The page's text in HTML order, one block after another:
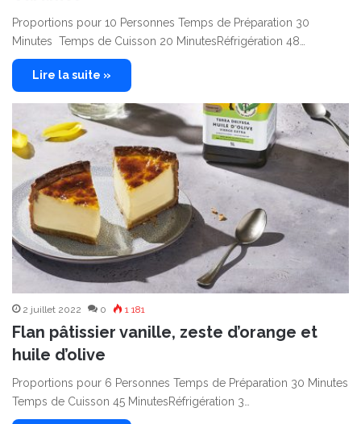
Proportions pour 10 Personnes Temps de Préparation 30
Minutes Temps de Cuisson 20 MinutesRéfrigération 48…
Lire la suite »
2 juillet 2022 0 1 181
Flan pâtissier vanille, zeste d’orange et
huile d’olive
Proportions pour 6 Personnes Temps de Préparation 30 Minutes
Temps de Cuisson 45 MinutesRéfrigération 3…